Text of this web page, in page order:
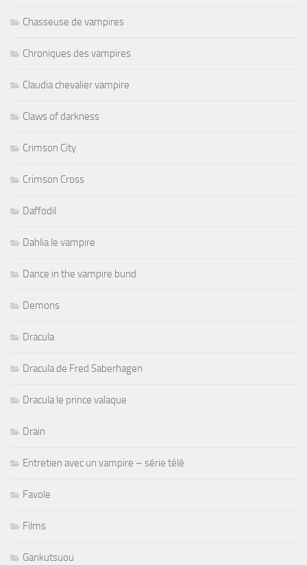
Chasseuse de vampires
Chroniques des vampires
Claudia chevalier vampire
Claws of darkness
Crimson City
Crimson Cross
Daffodil
Dahlia le vampire
Dance in the vampire bund
Demons
Dracula
Dracula de Fred Saberhagen
Dracula le prince valaque
Drain
Entretien avec un vampire – série télé
Favole
Films
Gankutsuou